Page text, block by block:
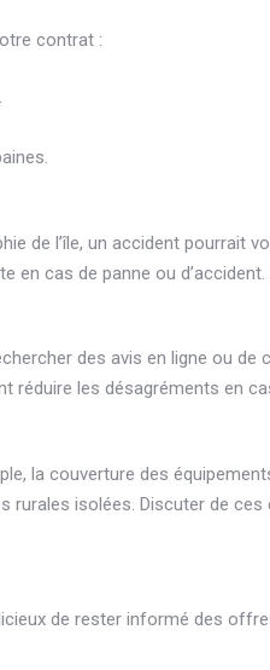
contrat :
de l’île, un accident pourrait
en cas de panne ou d’accident.
des avis en ligne ou de
réduire les désagréments en
la couverture des
isolées. Discuter de ces
de rester informé des